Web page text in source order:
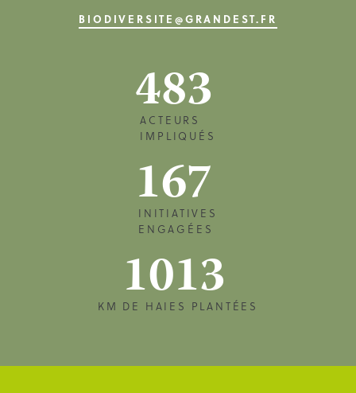
BIODIVERSITE@GRANDEST.FR
483
ACTEURS
IMPLIQUÉS
167
INITIATIVES
ENGAGÉES
1013
KM DE HAIES PLANTÉES